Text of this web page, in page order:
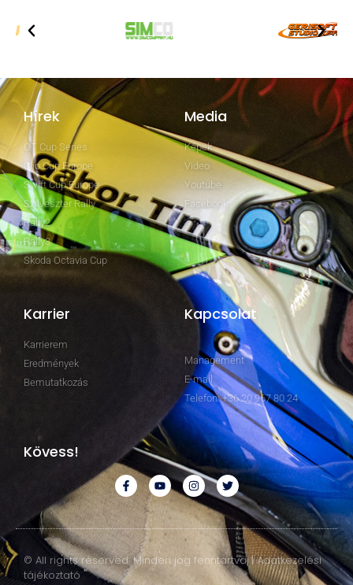
Hírek
GT Cup Series
Clio Cup Europe
Swift Cup Europe
Szilveszter Rally
Rally2
Rally3
Skoda Octavia Cup
Media
Képek
Video
Youtube
Facebook
Karrier
Karrierem
Eredmények
Bemutatkozás
Kapcsolat
Management
E-mail
Telefon: +36 20 967 80 24
Kövess!
© All rights reserved. Minden jog fenntartva. | Adatkezelési
tájékoztató